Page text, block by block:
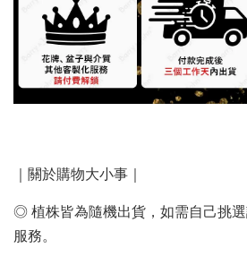
｜關於購物大小事｜
◎ 植株皆為隨機出貨，如需自己挑
服務。